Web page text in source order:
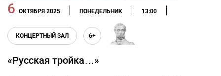
6 ОКТЯБРЯ 2025 ПОНЕДЕЛЬНИК 13:00
КОНЦЕРТНЫЙ ЗАЛ 6+
«Русская тройка…»